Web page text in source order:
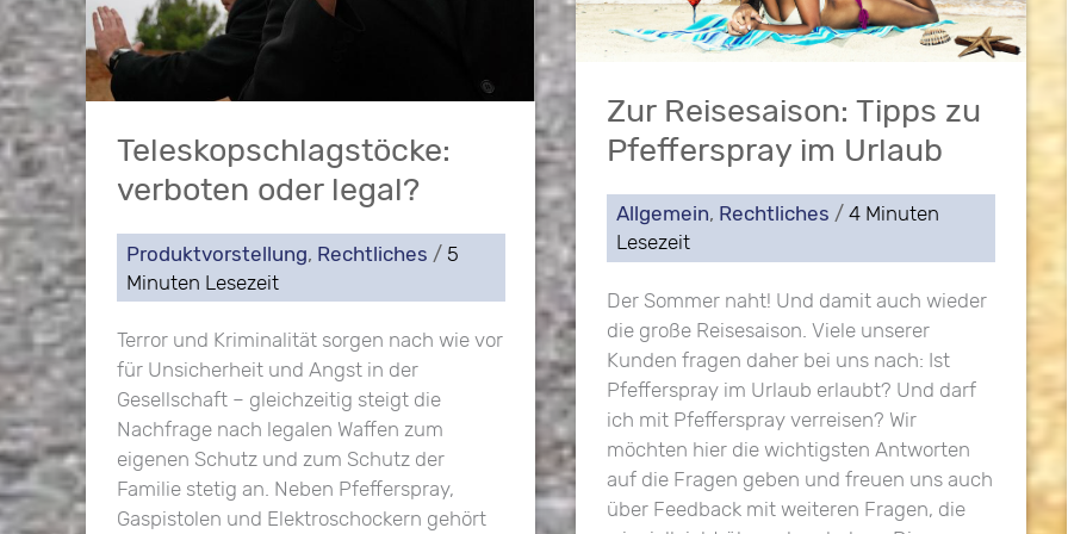
Teleskopschlagstöcke:
verboten oder legal?
Produktvorstellung, Rechtliches / 5
Minuten Lesezeit
Terror und Kriminalität sorgen nach wie vor
für Unsicherheit und Angst in der
Gesellschaft – gleichzeitig steigt die
Nachfrage nach legalen Waffen zum
eigenen Schutz und zum Schutz der
Familie stetig an. Neben Pfefferspray,
Gaspistolen und Elektroschockern gehört
Zur Reisesaison: Tipps zu
Pfefferspray im Urlaub
Allgemein, Rechtliches /4 Minuten
Lesezeit
Der Sommer naht! Und damit auch wieder
die große Reisesaison. Viele unserer
Kunden fragen daher bei uns nach: Ist
Pfefferspray im Urlaub erlaubt? Und darf
ich mit Pfefferspray verreisen? Wir
möchten hier die wichtigsten Antworten
auf die Fragen geben und freuen uns auch
über Feedback mit weiteren Fragen, die